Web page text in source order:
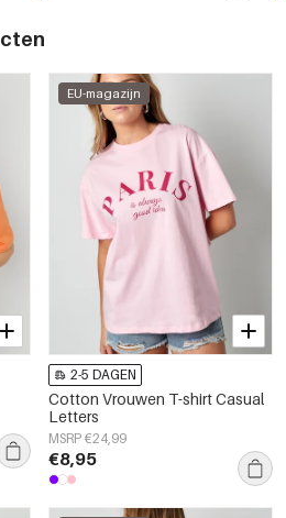
EU-magazijn
2-5 DAGEN
Cotton Vrouwen T-shirt Casual
Letters
MSRP €24,99
€8,95